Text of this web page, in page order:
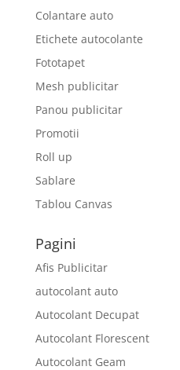
Colantare auto
Etichete autocolante
Fototapet
Mesh publicitar
Panou publicitar
Promotii
Roll up
Sablare
Tablou Canvas
Pagini
Afis Publicitar
autocolant auto
Autocolant Decupat
Autocolant Florescent
Autocolant Geam